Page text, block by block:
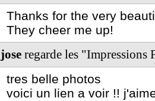
Thanks for the very
They cheer me up!
jose regarde les
tres belle photos
voici un lien a voir !!